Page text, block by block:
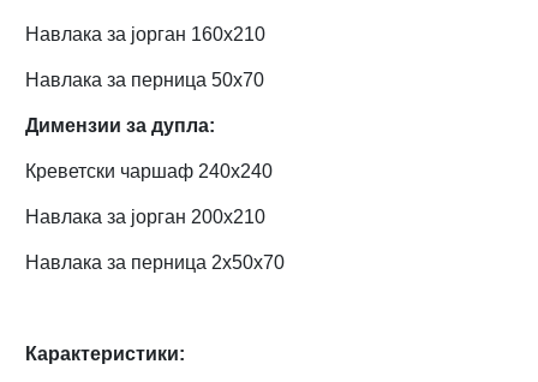
Навлака за јорган 160х210
Навлака за перница 50х70
Димензии за дупла:
Креветски чаршаф 240х240
Навлака за јорган 200х210
Навлака за перница 2x50х70
Карактеристики: